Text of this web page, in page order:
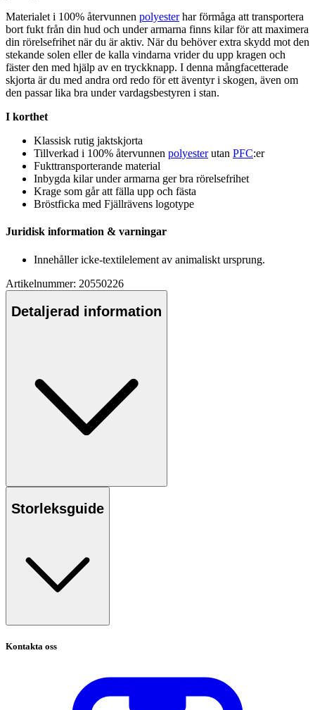
Materialet i 100% återvunnen polyesterhar förmåga att transportera
bort fukt från din hud och under armarna finns kilar för att maximera
din rörelsefrihet när du är aktiv. När du behöver extra skydd mot den
stekande solen eller de kalla vindarna vrider du upp kragen och
fäster den med hjälp av en tryckknapp. I denna mångfacetterade
skjorta är du med andra ord redo för ett äventyr i skogen, även om
den passar lika bra under vardagsbestyren i stan.
I korthet
Klassisk rutig jaktskjorta
Tillverkad i 100% återvunnen polyesterutan PFC:er
Fukttransporterande material
Inbygda kilar under armarna ger bra rörelsefrihet
Krage som går att fälla upp och fästa
Bröstficka med Fjällrävens logotype
Juridisk information & varningar
Innehåller icke-textilelement av animaliskt ursprung.
Artikelnummer: 20550226
Detaljerad information
Storleksguide
Kontakta oss